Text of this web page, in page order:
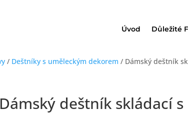
Úvod Důležité
/ Deštníky s uměleckým dekorem / Dámský deštník
Dámský deštník skládací